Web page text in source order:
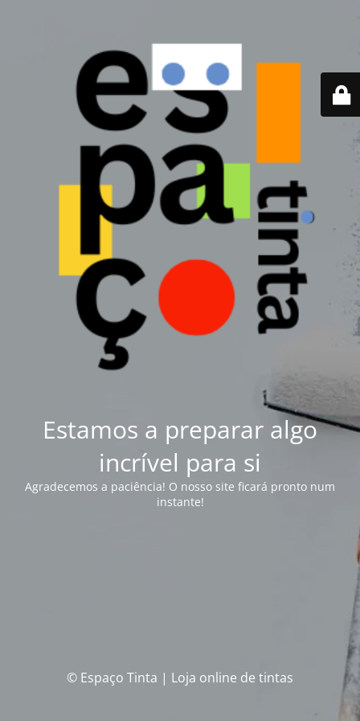
Estamos a preparar algo
incrível para si
Agradecemos a paciência! O nosso site ficará pronto num
instante!
© Espaço Tinta | Loja online de tintas